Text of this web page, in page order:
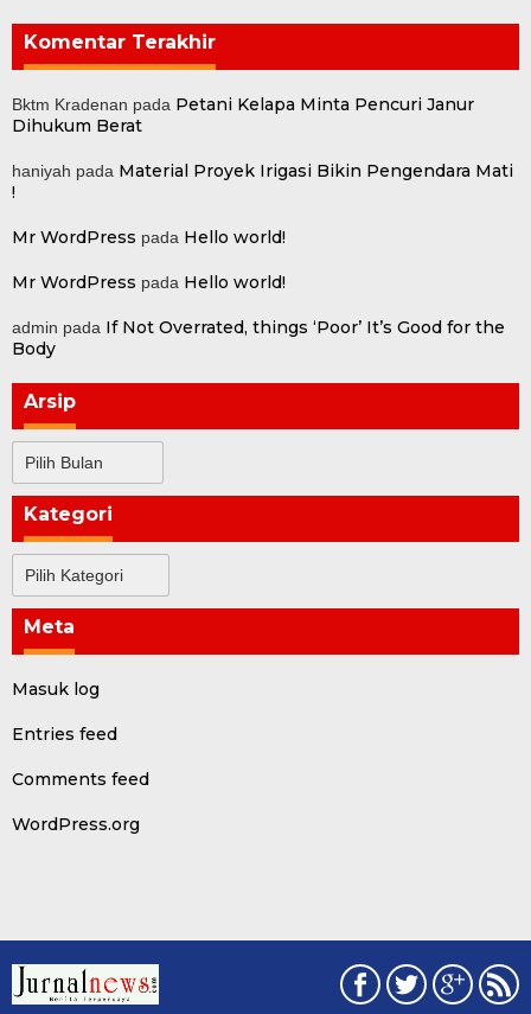
Komentar Terakhir
Bktm Kradenan pada Petani Kelapa Minta Pencuri Janur
Dihukum Berat
haniyah pada Material Proyek Irigasi Bikin Pengendara Mati
!
Mr WordPress pada Hello world!
Mr WordPress pada Hello world!
admin pada If Not Overrated, things ‘Poor’ It’s Good for the
Body
Arsip
Kategori
Meta
Masuk log
Entries feed
Comments feed
WordPress.org